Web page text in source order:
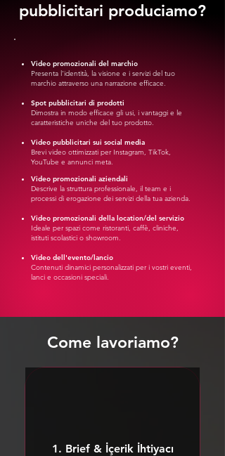
pubblicitari produciamo?
Video promozionali del marchio
Presenta l'identità, la visione e i servizi del tuo
marchio attraverso una narrazione efficace.
Spot pubblicitari di prodotti
Dimostra in modo efficace gli usi, i vantaggi e le
caratteristiche uniche del tuo prodotto.
Video pubblicitari sui social media
Brevi video ottimizzati per Instagram, TikTok,
YouTube e annunci meta.
Video promozionali aziendali
Descrive la struttura professionale, il team e i
processi di erogazione dei servizi della tua azienda.
Video promozionali della location/del servizio
Ideale per spazi come ristoranti, caffè, cliniche,
istituti scolastici o showroom.
Video dell'evento/lancio
Contenuti dinamici personalizzati per i vostri eventi,
lanci e occasioni speciali.
Come lavoriamo?
1. Brief & İçerik İhtiyacı